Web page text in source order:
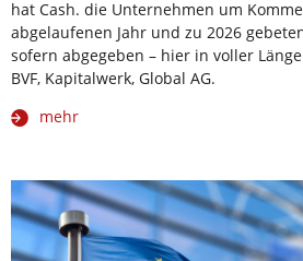
hat Cash. die Unternehmen um
abgelaufenen Jahr und zu 2026
sofern abgegeben – hier in voller
BVF, Kapitalwerk, Global AG.
mehr